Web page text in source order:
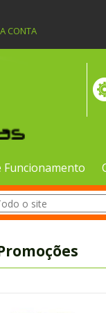
CONTA
Funcionamento